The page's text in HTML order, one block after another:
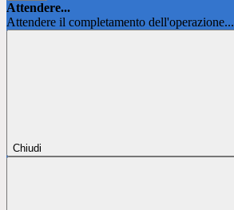
Attendere...
Attendere il completamento dell'operazione...
Chiudi